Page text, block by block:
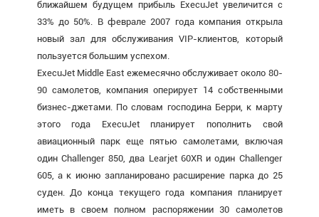
ближайшем будущем прибыль ExecuJet увеличится с
33% до 50%. В феврале 2007 года компания открыла
новый зал для обслуживания VIP-клиентов, который
пользуется большим успехом.
ExecuJet Middle East ежемесячно обслуживает около 80-
90 самолетов, компания оперирует 14 собственными
бизнес-джетами. По словам господина Берри, к марту
этого года ExecuJet планирует пополнить свой
авиационный парк еще пятью самолетами, включая
один Challenger 850, два Learjet 60XR и один Challenger
605, а к июню запланировано расширение парка до 25
суден. До конца текущего года компания планирует
иметь в своем полном распоряжении 30 самолетов